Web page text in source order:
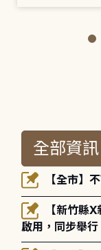
【全市】
啟用，同步舉
躍參加(115年8